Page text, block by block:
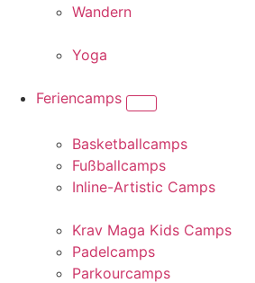
Wandern
Yoga
Feriencamps
Basketballcamps
Fußballcamps
Inline-Artistic Camps
Krav Maga Kids Camps
Padelcamps
Parkourcamps